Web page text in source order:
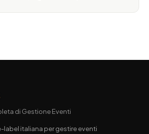
di Gestione Eventi
label italiana per gestire eventi